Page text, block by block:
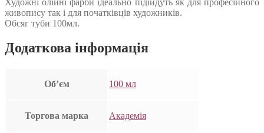
живопису так і для початківців художників.
Обсяг туби 100мл.
Додаткова інформація
Об’єм 100 мл
Торгова марка Академія